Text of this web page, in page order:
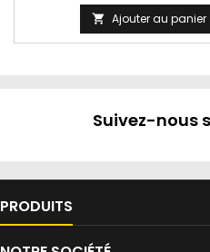
 Ajouter au panier
Suivez-nous
PRODUITS